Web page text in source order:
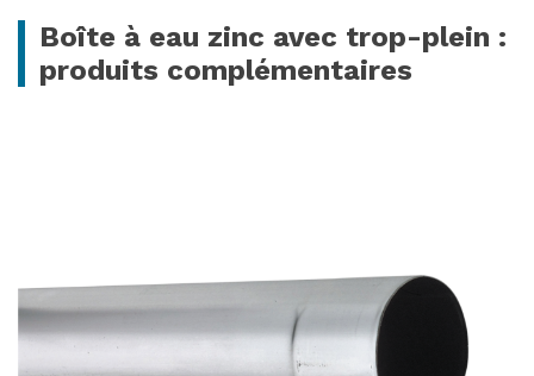
Boîte à eau zinc avec trop-plein :
produits complémentaires